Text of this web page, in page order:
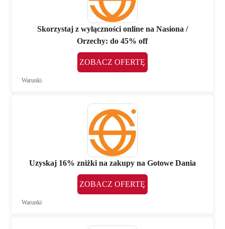
Skorzystaj z wyłączności online na Nasiona /
Orzechy: do 45% off
ZOBACZ OFERTĘ
Warunki
Uzyskaj 16% zniżki na zakupy na Gotowe Dania
ZOBACZ OFERTĘ
Warunki